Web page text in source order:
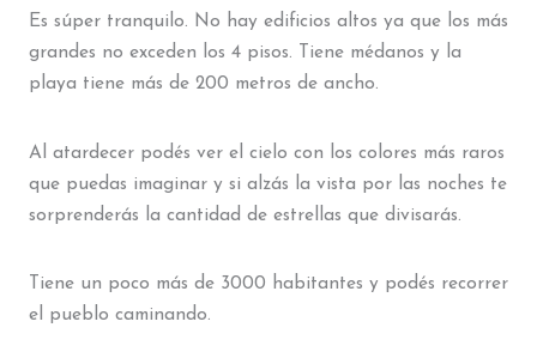
Es súper tranquilo. No hay edificios altos ya que los más
grandes no exceden los 4 pisos. Tiene médanos y la
playa tiene más de 200 metros de ancho.
Al atardecer podés ver el cielo con los colores más raros
que puedas imaginar y si alzás la vista por las noches te
sorprenderás la cantidad de estrellas que divisarás.
Tiene un poco más de 3000 habitantes y podés recorrer
el pueblo caminando.